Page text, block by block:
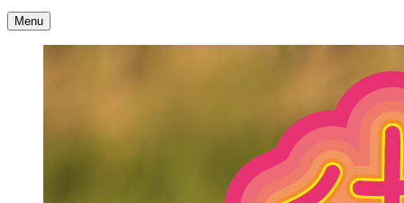
Accueil
Menu Contact